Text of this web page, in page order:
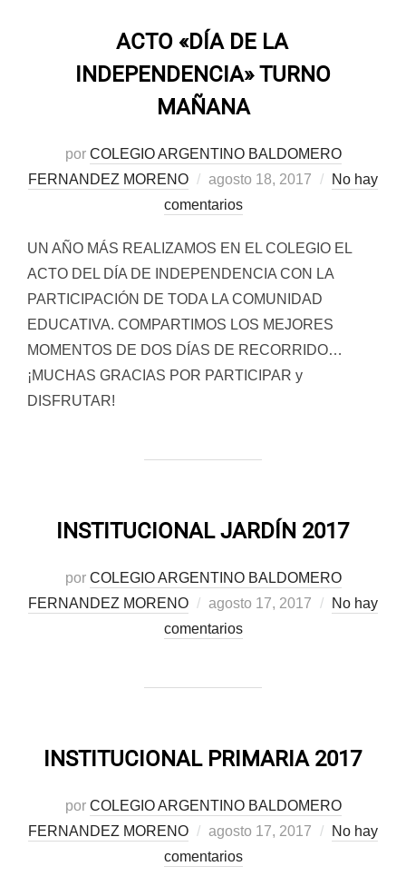
ACTO «DÍA DE LA
INDEPENDENCIA» TURNO
MAÑANA
por COLEGIO ARGENTINO BALDOMERO
FERNANDEZ MORENO
Publicado
el
agosto 18, 2017
No hay
comentarios
UN AÑO MÁS REALIZAMOS EN EL COLEGIO EL
ACTO DEL DÍA DE INDEPENDENCIA CON LA
PARTICIPACIÓN DE TODA LA COMUNIDAD
EDUCATIVA. COMPARTIMOS LOS MEJORES
MOMENTOS DE DOS DÍAS DE RECORRIDO…
¡MUCHAS GRACIAS POR PARTICIPAR y
DISFRUTAR!
INSTITUCIONAL JARDÍN 2017
por COLEGIO ARGENTINO BALDOMERO
FERNANDEZ MORENO
Publicado
el
agosto 17, 2017
No hay
comentarios
INSTITUCIONAL PRIMARIA 2017
por COLEGIO ARGENTINO BALDOMERO
FERNANDEZ MORENO
Publicado
el
agosto 17, 2017
No hay
comentarios